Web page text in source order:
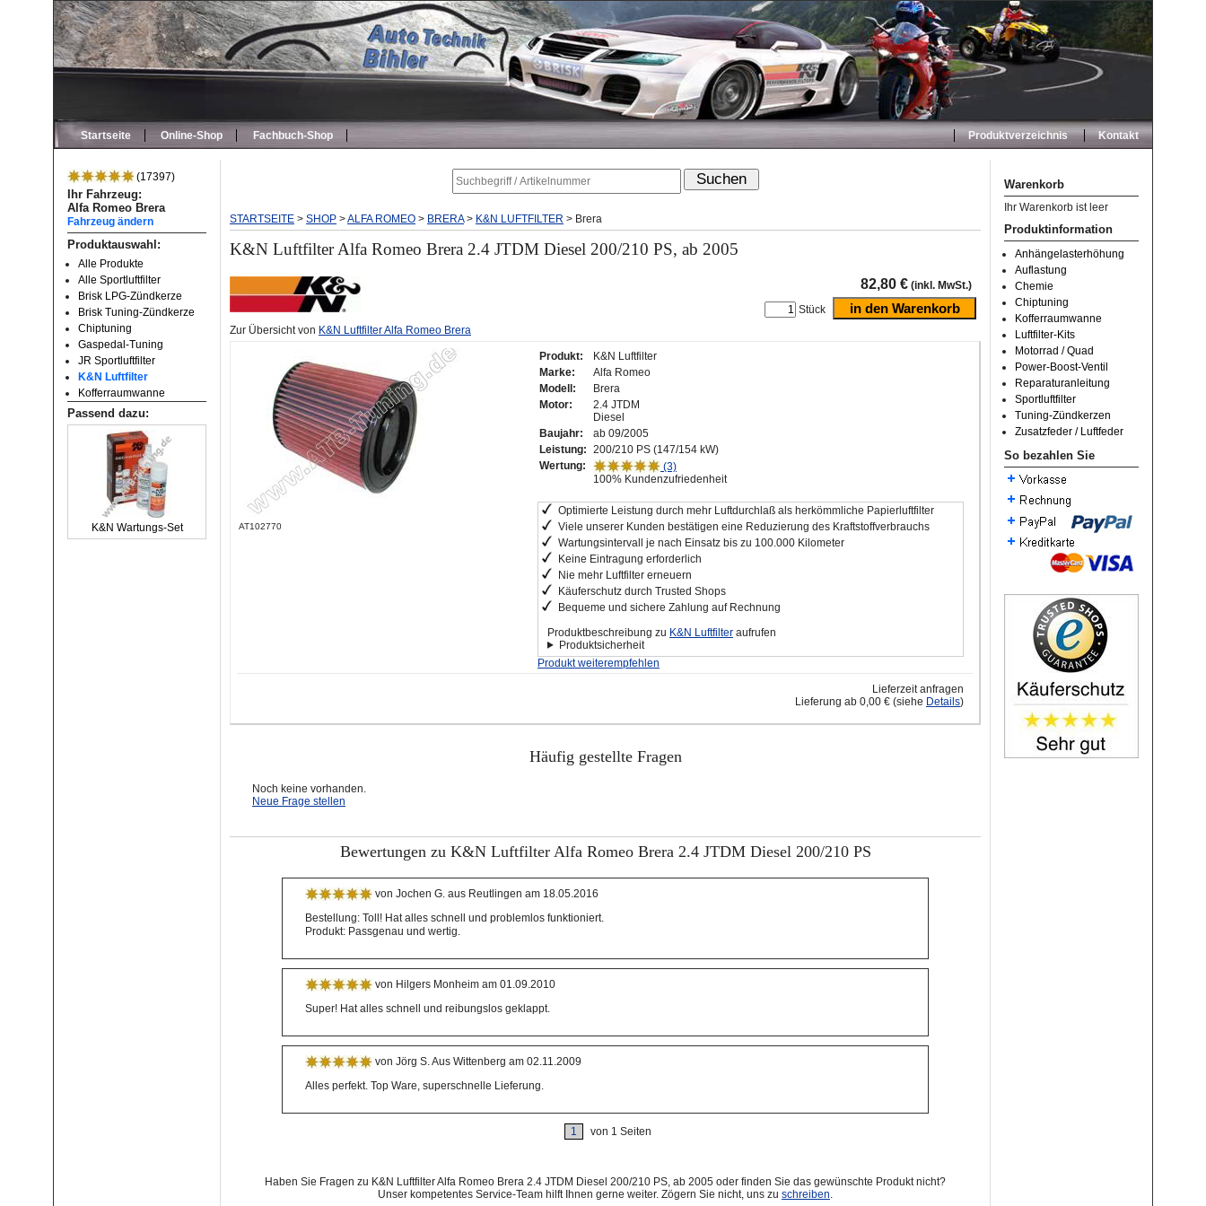
Startseite Online-Shop Fachbuch-Shop Produktverzeichnis Kontakt
(17397)
Ihr Fahrzeug:
Alfa Romeo Brera
Fahrzeug ändern
Produktauswahl:
Alle Produkte
Alle Sportluftfilter
Brisk LPG-Zündkerze
Brisk Tuning-Zündkerze
Chiptuning
Gaspedal-Tuning
JR Sportluftfilter
K&N Luftfilter
Kofferraumwanne
Passend dazu:
K&N Wartungs-Set
Warenkorb
Ihr Warenkorb ist leer
Produktinformation
Anhängelasterhöhung
Auflastung
Chemie
Chiptuning
Kofferraumwanne
Luftfilter-Kits
Motorrad / Quad
Power-Boost-Ventil
Reparaturanleitung
Sportluftfilter
Tuning-Zündkerzen
Zusatzfeder / Luftfeder
So bezahlen Sie
STARTSEITE > SHOP >ALFA ROMEO > BRERA > K&N LUFTFILTER > Brera
K&N Luftfilter Alfa Romeo Brera 2.4 JTDM Diesel 200/210 PS, ab 2005
82,80 € (inkl. MwSt.)
Stück
Zur Übersicht von K&N Luftfilter Alfa Romeo Brera
AT102770
Produkt:
K&N Luftfilter
Marke:
Alfa Romeo
Modell:
Brera
Motor:
2.4 JTDM
Diesel
Baujahr:
ab 09/2005
Leistung: 200/210 PS (147/154 kW)
Wertung:
(3)
100% Kundenzufriedenheit
Optimierte Leistung durch mehr Luftdurchlaß als herkömmliche Papierluftfilter
Viele unserer Kunden bestätigen eine Reduzierung des Kraftstoffverbrauchs
Wartungsintervall je nach Einsatz bis zu 100.000 Kilometer
Keine Eintragung erforderlich
Nie mehr Luftfilter erneuern
Käuferschutz durch Trusted Shops
Bequeme und sichere Zahlung auf Rechnung
Produktbeschreibung zu K&N Luftfilter aufrufen
Produktsicherheit
Produkt weiterempfehlen
Lieferzeit anfragen
Lieferung ab 0,00 € (siehe Details)
Häufig gestellte Fragen
Noch keine vorhanden.
Neue Frage stellen
Bewertungen zu K&N Luftfilter Alfa Romeo Brera 2.4 JTDM Diesel 200/210 PS
von Jochen G. aus Reutlingen am 18.05.2016
Bestellung: Toll! Hat alles schnell und problemlos funktioniert.
Produkt: Passgenau und wertig.
von Hilgers Monheim am 01.09.2010
Super! Hat alles schnell und reibungslos geklappt.
von Jörg S. Aus Wittenberg am 02.11.2009
Alles perfekt. Top Ware, superschnelle Lieferung.
1 von 1 Seiten
Haben Sie Fragen zu K&N Luftfilter Alfa Romeo Brera 2.4 JTDM Diesel 200/210 PS, ab 2005 oder finden Sie das gewünschte Produkt nicht?
Unser kompetentes Service-Team hilft Ihnen gerne weiter. Zögern Sie nicht, uns zu schreiben